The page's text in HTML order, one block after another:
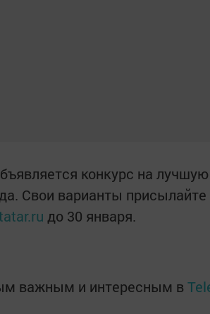
конкурс на
Свои варианты
до 30 января.
важным и интересным в